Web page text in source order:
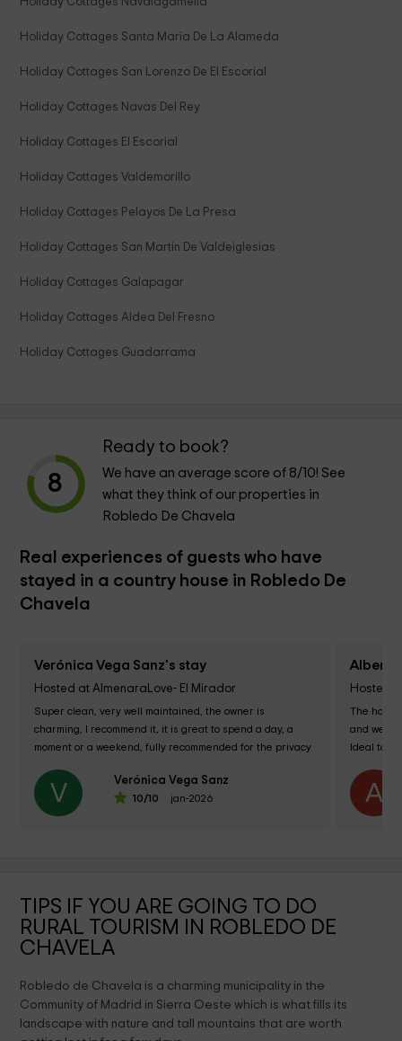
Holiday Cottages Santa Maria De La Alameda
Holiday Cottages San Lorenzo De El Escorial
Holiday Cottages Navas Del Rey
Holiday Cottages El Escorial
Holiday Cottages Valdemorillo
Holiday Cottages Pelayos De La Presa
Holiday Cottages San Martin De Valdeiglesias
Holiday Cottages Galapagar
Holiday Cottages Aldea Del Fresno
Holiday Cottages Guadarrama
8
Ready to book?
We have an average score of 8/10! See
what they think of our properties in
Robledo De Chavela
Real experiences of guests who have
stayed in a country house in Robledo De
Chavela
Verónica Vega Sanz's stay
Hosted at AlmenaraLove- El Mirador
Super clean, very well maintained, the owner is
charming, I recommend it, it is great to spend a day, a
moment or a weekend, fully recommended for the privacy
V Verónica Vega Sanz
10/10 jan-2026
Alberto
Hosted
The
and
Ideal to
A
TIPS IF YOU ARE GOING TO DO
RURAL TOURISM IN ROBLEDO DE
CHAVELA
Robledo de Chavela is a charming municipality in the
Community of Madrid in Sierra Oeste which is what fills its
landscape with nature and tall mountains that are worth